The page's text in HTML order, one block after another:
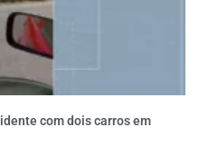
com dois carros em